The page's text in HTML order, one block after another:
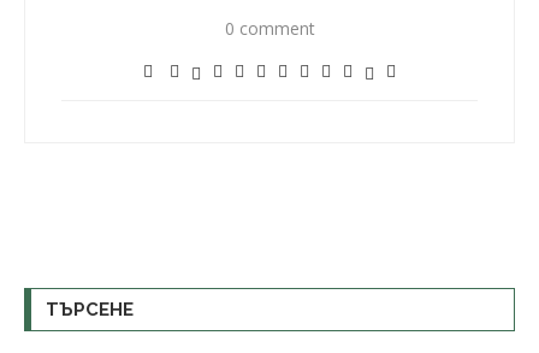
0 comment
ТЪРСЕНЕ